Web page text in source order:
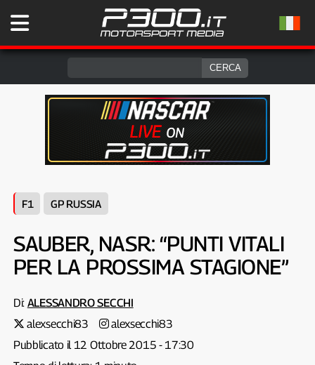
F1 GP RUSSIA
SAUBER, NASR: “PUNTI VITALI
PER LA PROSSIMA STAGIONE”
Di: ALESSANDRO SECCHI
alexsecchi83
alexsecchi83
Pubblicato il 12 Ottobre 2015 - 17:30